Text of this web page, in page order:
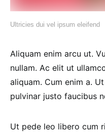
Ultricies dui vel ipsum eleifend
Aliquam enim arcu ut.
nullam. Ac elit ut
aliquam. Cum enim a.
pulvinar justo faucibus
Ut pede leo libero cum